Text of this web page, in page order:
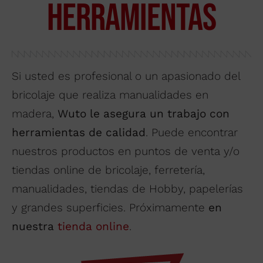
Buscar por material
Nosotros
Donde comprar
Noticias
Contactar
HERRAMIENTAS
Si usted es profesional o un apasionado del
bricolaje que realiza manualidades en
madera, Wuto le asegura un trabajo con
herramientas de calidad. Puede encontrar
nuestros productos en puntos de venta y/o
tiendas online de bricolaje, ferretería,
manualidades, tiendas de Hobby, papelerías
y grandes superficies. Próximamente en
nuestra tienda online.
VENTAS@WUTO.COM
Formulario